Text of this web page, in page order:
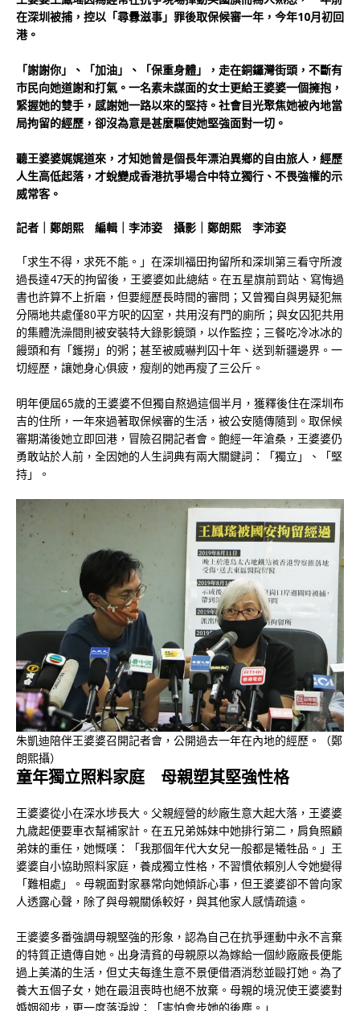
在深圳被捕，控以「尋釁滋事」罪後取保候審一年，今年10月初回
港。
「謝謝你」、「加油」、「保重身體」，走在銅鑼灣街頭，不斷有
市民向她道謝和打氣。一名素未謀面的女士更給王婆婆一個擁抱，
緊握她的雙手，感謝她一路以來的堅持。社會目光聚焦她被內地當
局拘留的經歷，卻沒為意是甚麼驅使她堅強面對一切。
聽王婆婆娓娓道來，才知她曾是個長年漂泊異鄉的自由旅人，經歷
人生高低起落，才蛻變成香港抗爭場合中特立獨行、不畏強權的示
威常客。
記者｜鄭朗熙 編輯｜李沛姿 攝影｜鄭朗熙 李沛姿
「求生不得，求死不能。」在深圳福田拘留所和深圳第三看守所渡
過長達47天的拘留後，王婆婆如此總結。在五星旗前罰站、寫悔過
書也許算不上折磨，但要經歷長時間的審問；又曾獨自與男疑犯無
分隔地共處僅80平方呎的囚室，共用沒有門的廁所；與女囚犯共用
的集體洗澡間則被安裝特大錄影鏡頭，以作監控；三餐吃冷冰冰的
饅頭和有「鑊撈」的粥；甚至被威嚇判囚十年、送到新疆邊界。一
切經歷，讓她身心俱疲，瘦削的她再瘦了三公斤。
明年便屆65歲的王婆婆不但獨自熬過這個半月，獲釋後住在深圳布
吉的住所，一年來過著取保候審的生活，被公安隨傳隨到。取保候
審期滿後她立即回港，冒險召開記者會。飽經一年滄桑，王婆婆仍
勇敢站於人前，全因她的人生詞典有兩大關鍵詞：「獨立」、「堅
持」。
朱凱迪陪伴王婆婆召開記者會，公開過去一年在內地的經歷。（鄭
朗熙攝）
童年獨立照料家庭 母親塑其堅強性格
王婆婆從小在深水埗長大。父親經營的紗廠生意大起大落，王婆婆
九歲起便要車衣幫補家計。在五兄弟姊妹中她排行第二，肩負照顧
弟妹的重任，她慨嘆：「我那個年代大女兒一般都是犧牲品。」王
婆婆自小協助照料家庭，養成獨立性格，不習慣依賴別人令她變得
「難相處」。母親面對家暴常向她傾訴心事，但王婆婆卻不曾向家
人透露心聲，除了與母親關係較好，與其他家人感情疏遠。
王婆婆多番強調母親堅強的形象，認為自己在抗爭運動中永不言棄
的特質正遺傳自她。出身清貧的母親原以為嫁給一個紗廠廠長便能
過上美滿的生活，但丈夫每逢生意不景便借酒消愁並毆打她。為了
養大五個子女，她在最沮喪時也絕不放棄。母親的境況使王婆婆對
婚姻卻步，更一度落淚說：「害怕會步她的後塵。」